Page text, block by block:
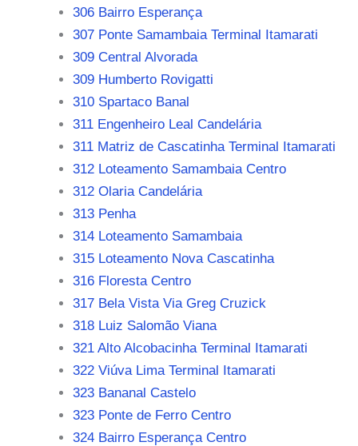
306 Bairro Esperança
307 Ponte Samambaia Terminal Itamarati
309 Central Alvorada
309 Humberto Rovigatti
310 Spartaco Banal
311 Engenheiro Leal Candelária
311 Matriz de Cascatinha Terminal Itamarati
312 Loteamento Samambaia Centro
312 Olaria Candelária
313 Penha
314 Loteamento Samambaia
315 Loteamento Nova Cascatinha
316 Floresta Centro
317 Bela Vista Via Greg Cruzick
318 Luiz Salomão Viana
321 Alto Alcobacinha Terminal Itamarati
322 Viúva Lima Terminal Itamarati
323 Bananal Castelo
323 Ponte de Ferro Centro
324 Bairro Esperança Centro